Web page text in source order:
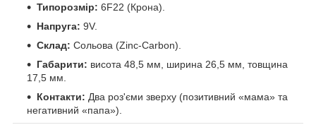
Типорозмір: 6F22 (Крона).
Напруга: 9V.
Склад: Сольова (Zinc-Carbon).
Габарити: висота 48,5 мм, ширина 26,5 мм, товщина
17,5 мм.
Контакти: Два роз'єми зверху (позитивний «мама» та
негативний «папа»).